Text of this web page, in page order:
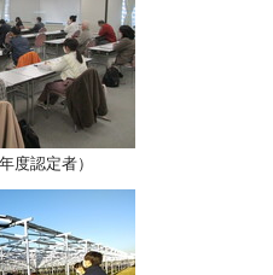
度認定者）